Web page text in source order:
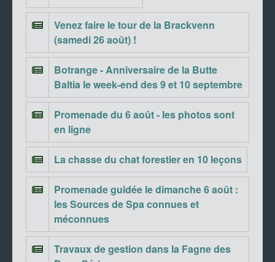
Venez faire le tour de la Brackvenn
(samedi 26 août) !
Botrange - Anniversaire de la Butte
Baltia le week-end des 9 et 10 septembre
Promenade du 6 août - les photos sont
en ligne
La chasse du chat forestier en 10 leçons
Promenade guidée le dimanche 6 août :
les Sources de Spa connues et
méconnues
Travaux de gestion dans la Fagne des